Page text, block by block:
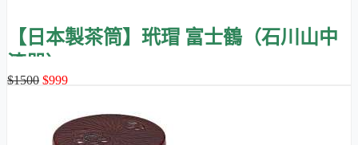
【日本製茶筒】玳瑁 富士鶴（石川山中
漆器）
$1500 $999